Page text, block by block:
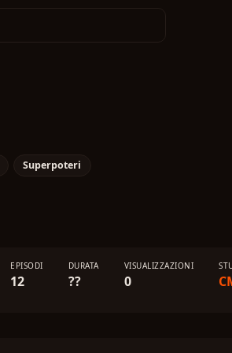
Superpoteri
EPISODI
12
DURATA
??
VISUALIZZAZIONI
0